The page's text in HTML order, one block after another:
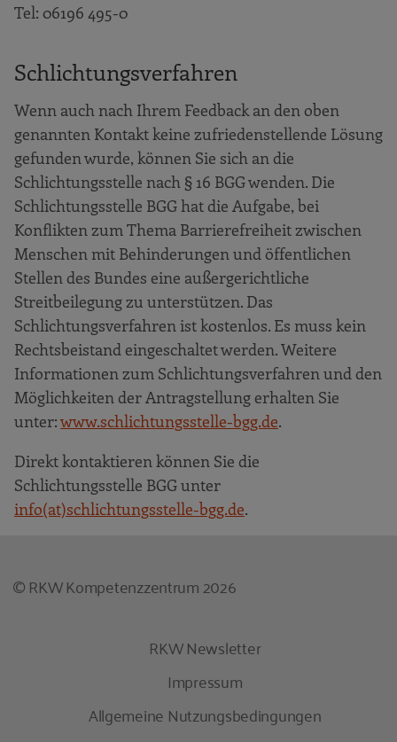
Tel: 06196 495-0
Schlichtungsverfahren
Wenn auch nach Ihrem Feedback an den oben
genannten Kontakt keine zufriedenstellende Lösung
gefunden wurde, können Sie sich an die
Schlichtungsstelle nach § 16 BGG wenden. Die
Schlichtungsstelle BGG hat die Aufgabe, bei
Konflikten zum Thema Barrierefreiheit zwischen
Menschen mit Behinderungen und öffentlichen
Stellen des Bundes eine außergerichtliche
Streitbeilegung zu unterstützen. Das
Schlichtungsverfahren ist kostenlos. Es muss kein
Rechtsbeistand eingeschaltet werden. Weitere
Informationen zum Schlichtungsverfahren und den
Möglichkeiten der Antragstellung erhalten Sie
unter:www.schlichtungsstelle-bgg.de.
Direkt kontaktieren können Sie die
Schlichtungsstelle BGG unter
info(at)schlichtungsstelle-bgg.de.
© RKW Kompetenzzentrum 2026
RKW Newsletter
Impressum
Allgemeine Nutzungsbedingungen